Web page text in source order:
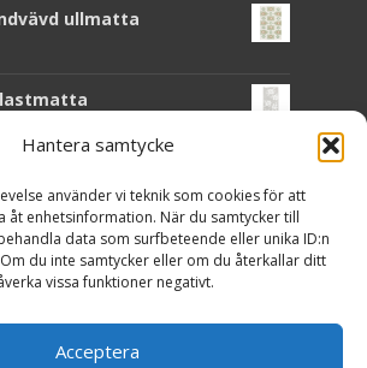
Hantera samtycke
använder vi teknik som cookies för att
åt enhetsinformation. När du samtycker till
data som surfbeteende eller unika ID:n
du inte samtycker eller om du återkallar ditt
vissa funktioner negativt.
Acceptera
ullmatta
i kokos